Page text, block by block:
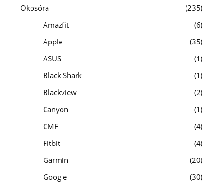
Okosóra
235
Amazfit
6
Apple
35
ASUS
1
Black Shark
1
Blackview
2
Canyon
1
CMF
4
Fitbit
4
Garmin
20
Google
30